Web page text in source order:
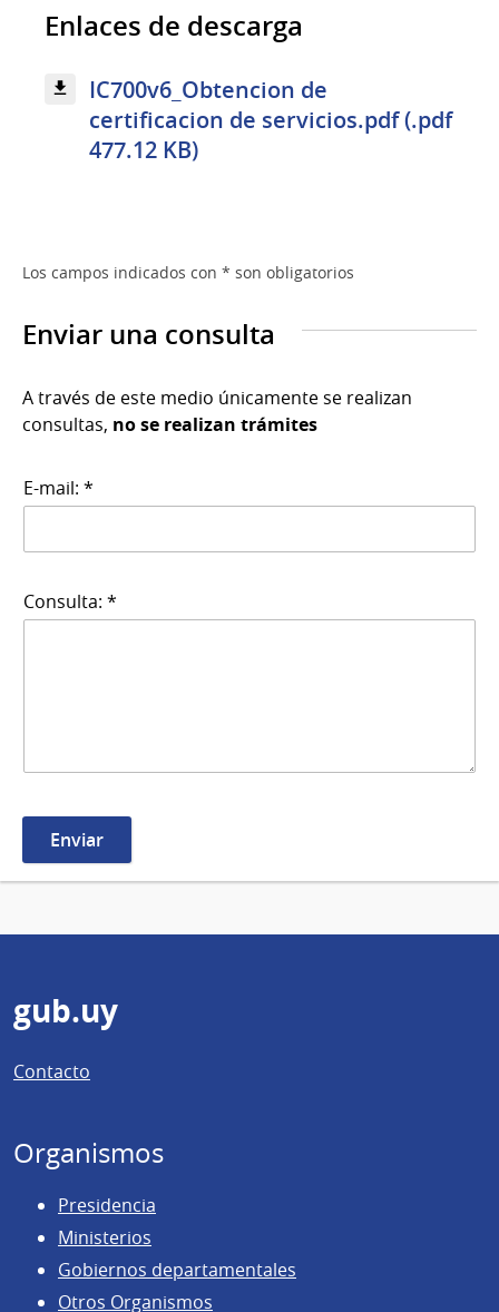
Enlaces de descarga
IC700v6_Obtencion de
certificacion de servicios.pdf (.pdf
477.12 KB)
Los campos indicados con * son obligatorios
Enviar una consulta
A través de este medio únicamente se realizan
consultas, no se realizan trámites
E-mail: *
Consulta: *
Pie
de
página
gub.uy
Contacto
Organismos
Presidencia
Ministerios
Gobiernos departamentales
Otros Organismos